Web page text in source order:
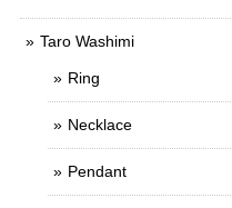
Taro Washimi
Ring
Necklace
Pendant